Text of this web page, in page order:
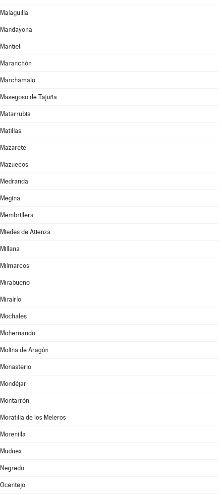
Malaguilla
Mandayona
Mantiel
Maranchón
Marchamalo
Masegoso de Tajuña
Matarrubia
Matillas
Mazarete
Mazuecos
Medranda
Megina
Membrillera
Miedes de Atienza
Millana
Milmarcos
Mirabueno
Miralrío
Mochales
Mohernando
Molina de Aragón
Monasterio
Mondéjar
Montarrón
Moratilla de los Meleros
Morenilla
Muduex
Negredo
Ocentejo